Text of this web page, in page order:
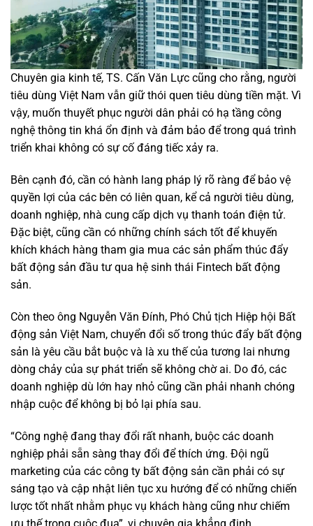
Chuyên gia kinh tế, TS. Cấn Văn Lực cũng cho rằng, người
tiêu dùng Việt Nam vẫn giữ thói quen tiêu dùng tiền mặt. Vì
vậy, muốn thuyết phục người dân phải có hạ tầng công
nghệ thông tin khá ổn định và đảm bảo để trong quá trình
triển khai không có sự cố đáng tiếc xảy ra.
Bên cạnh đó, cần có hành lang pháp lý rõ ràng để bảo vệ
quyền lợi của các bên có liên quan, kể cả người tiêu dùng,
doanh nghiệp, nhà cung cấp dịch vụ thanh toán điện tử.
Đặc biệt, cũng cần có những chính sách tốt để khuyến
khích khách hàng tham gia mua các sản phẩm thúc đẩy
bất động sản đầu tư qua hệ sinh thái Fintech bất động
sản.
Còn theo ông Nguyễn Văn Đính, Phó Chủ tịch Hiệp hội Bất
động sản Việt Nam, chuyển đổi số trong thúc đẩy bất động
sản là yêu cầu bắt buộc và là xu thế của tương lai nhưng
dòng chảy của sự phát triển sẽ không chờ ai. Do đó, các
doanh nghiệp dù lớn hay nhỏ cũng cần phải nhanh chóng
nhập cuộc để không bị bỏ lại phía sau.
“Công nghệ đang thay đổi rất nhanh, buộc các doanh
nghiệp phải sẵn sàng thay đổi để thích ứng. Đội ngũ
marketing của các công ty bất động sản cần phải có sự
sáng tạo và cập nhật liên tục xu hướng để có những chiến
lược tốt nhất nhằm phục vụ khách hàng cũng như chiếm